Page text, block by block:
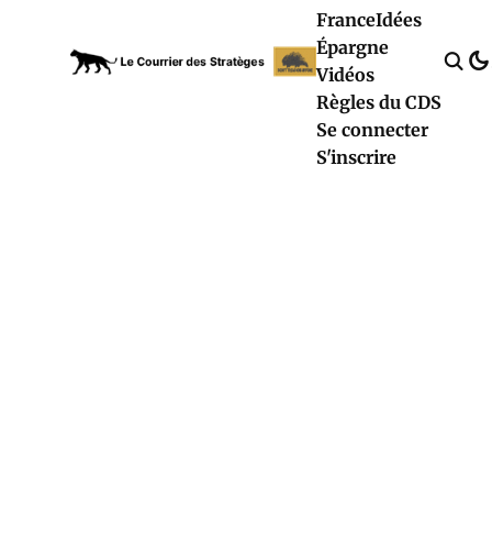
FranceIdées
Épargne
Vidéos
Règles du CDS
Se connecter
S'inscrire